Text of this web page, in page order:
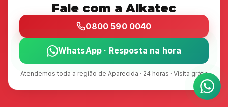
Fale com a Alkatec
0800 590 0040
WhatsApp · Resposta na hora
Atendemos toda a região de Aparecida · 24 horas · Visita grátis